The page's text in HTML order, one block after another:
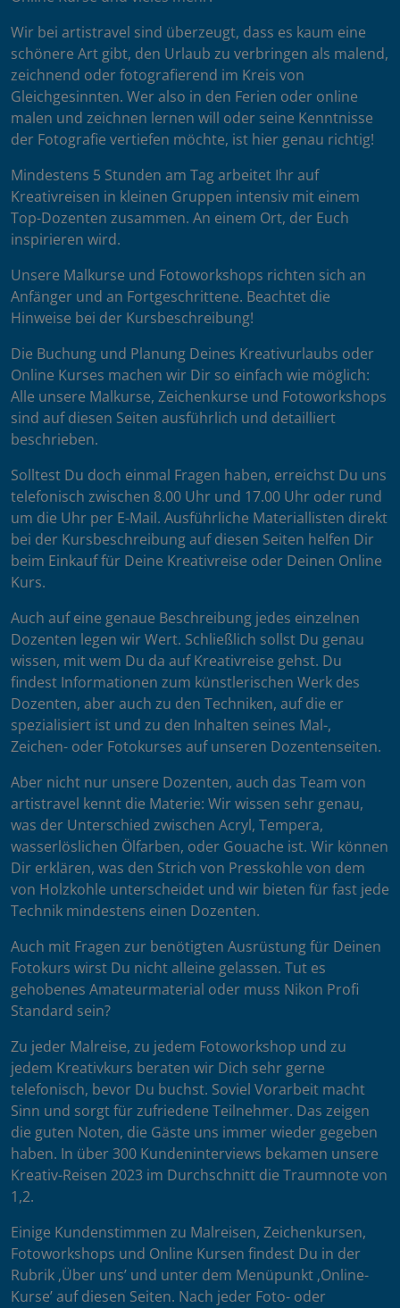
Wir bei artistravel sind überzeugt, dass es kaum eine
schönere Art gibt, den Urlaub zu verbringen als malend,
zeichnend oder fotografierend im Kreis von
Gleichgesinnten. Wer also in den Ferien oder online
malen und zeichnen lernen will oder seine Kenntnisse
der Fotografie vertiefen möchte, ist hier genau richtig!
Mindestens 5 Stunden am Tag arbeitet Ihr auf
Kreativreisen in kleinen Gruppen intensiv mit einem
Top-Dozenten zusammen. An einem Ort, der Euch
inspirieren wird.
Unsere Malkurse und Fotoworkshops richten sich an
Anfänger und an Fortgeschrittene. Beachtet die
Hinweise bei der Kursbeschreibung!
Die Buchung und Planung Deines Kreativurlaubs oder
Online Kurses machen wir Dir so einfach wie möglich:
Alle unsere Malkurse, Zeichenkurse und Fotoworkshops
sind auf diesen Seiten ausführlich und detailliert
beschrieben.
Solltest Du doch einmal Fragen haben, erreichst Du uns
telefonisch zwischen 8.00 Uhr und 17.00 Uhr oder rund
um die Uhr per E-Mail. Ausführliche Materiallisten direkt
bei der Kursbeschreibung auf diesen Seiten helfen Dir
beim Einkauf für Deine Kreativreise oder Deinen Online
Kurs.
Auch auf eine genaue Beschreibung jedes einzelnen
Dozenten legen wir Wert. Schließlich sollst Du genau
wissen, mit wem Du da auf Kreativreise gehst. Du
findest Informationen zum künstlerischen Werk des
Dozenten, aber auch zu den Techniken, auf die er
spezialisiert ist und zu den Inhalten seines Mal-,
Zeichen- oder Fotokurses auf unseren Dozentenseiten.
Aber nicht nur unsere Dozenten, auch das Team von
artistravel kennt die Materie: Wir wissen sehr genau,
was der Unterschied zwischen Acryl, Tempera,
wasserlöslichen Ölfarben, oder Gouache ist. Wir können
Dir erklären, was den Strich von Presskohle von dem
von Holzkohle unterscheidet und wir bieten für fast jede
Technik mindestens einen Dozenten.
Auch mit Fragen zur benötigten Ausrüstung für Deinen
Fotokurs wirst Du nicht alleine gelassen. Tut es
gehobenes Amateurmaterial oder muss Nikon Profi
Standard sein?
Zu jeder Malreise, zu jedem Fotoworkshop und zu
jedem Kreativkurs beraten wir Dich sehr gerne
telefonisch, bevor Du buchst. Soviel Vorarbeit macht
Sinn und sorgt für zufriedene Teilnehmer. Das zeigen
die guten Noten, die Gäste uns immer wieder gegeben
haben. In über 300 Kundeninterviews bekamen unsere
Kreativ-Reisen 2023 im Durchschnitt die Traumnote von
1,2.
Einige Kundenstimmen zu Malreisen, Zeichenkursen,
Fotoworkshops und Online Kursen findest Du in der
Rubrik ‚Über uns’ und unter dem Menüpunkt ‚Online-
Kurse’ auf diesen Seiten. Nach jeder Foto- oder